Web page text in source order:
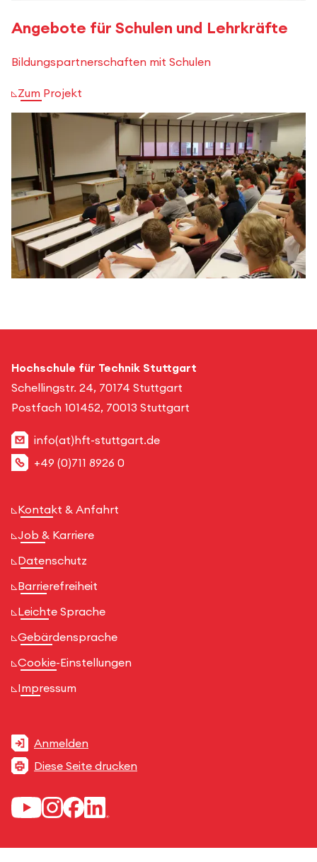
Angebote für Schulen und Lehrkräfte
Bildungspartnerschaften mit Schulen
Zum Projekt
Hochschule für Technik Stuttgart
Schellingstr. 24, 70174 Stuttgart
Postfach 101452, 70013 Stuttgart
info(at)hft-stuttgart.de
+49 (0)711 8926 0
Kontakt & Anfahrt
Job & Karriere
Datenschutz
Barrierefreiheit
Leichte Sprache
Gebärdensprache
Cookie-Einstellungen
Impressum
Anmelden
Diese Seite drucken